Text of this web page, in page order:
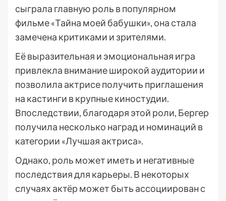
сыграла главную роль в популярном
фильме «Тайна моей бабушки», она стала
замечена критиками и зрителями.
Её выразительная и эмоциональная игра
привлекла внимание широкой аудитории и
позволила актрисе получить приглашения
на кастинги в крупные киностудии.
Впоследствии, благодаря этой роли, Бергер
получила несколько наград и номинаций в
категории «Лучшая актриса».
Однако, роль может иметь и негативные
последствия для карьеры. В некоторых
случаях актёр может быть ассоциирован с